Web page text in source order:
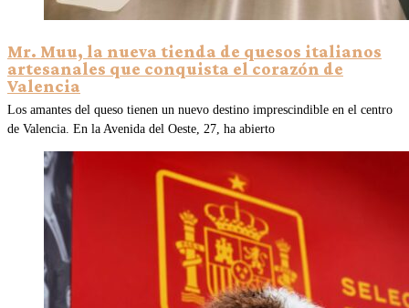
Mr. Muu, la nueva tienda de quesos italianos
artesanales que conquista el corazón de
Valencia
Los amantes del queso tienen un nuevo destino imprescindible en el centro
de Valencia. En la Avenida del Oeste, 27, ha abierto